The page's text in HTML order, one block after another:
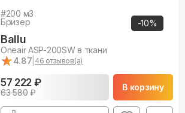
-10%
#200 м3
Бризер
Ballu
Oneair ASP-200SW в ткани
★
★4.87 46 отзывов(а)
57 222 ₽
63 580₽
В корзину